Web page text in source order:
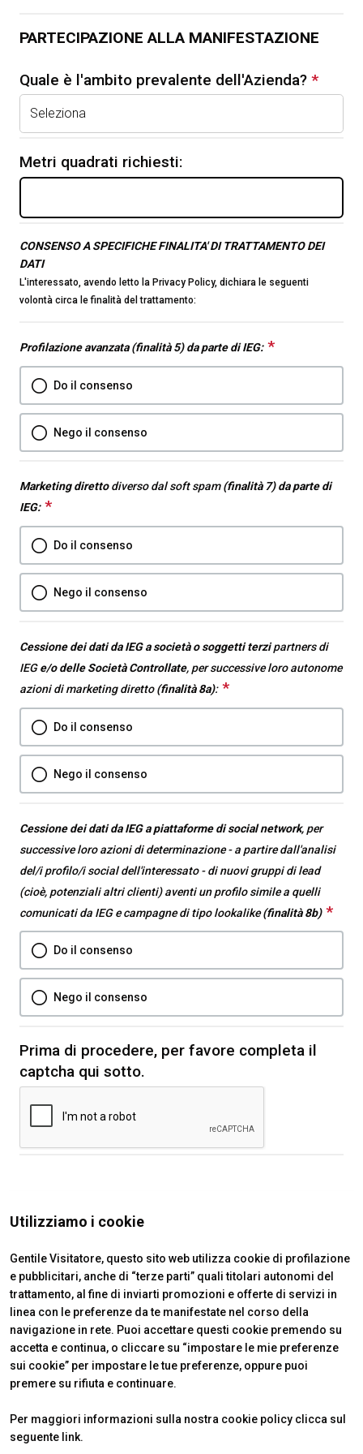
PARTECIPAZIONE ALLA MANIFESTAZIONE
Quale è l'ambito prevalente dell'Azienda? *
Metri quadrati richiesti:
a valid number format.
CONSENSO A SPECIFICHE FINALITA' DI TRATTAMENTO DEI
DATI
L'interessato, avendo letto la Privacy Policy, dichiara le seguenti
volontà circa le finalità del trattamento:
Profilazione avanzata (finalità 5) da parte di IEG: *
question
required.
Do il consenso
Nego il consenso
Marketing direttodiverso dal soft spam(finalità 7) da parte di
IEG: *
question
is
required.
Do il consenso
Nego il consenso
Cessione dei dati da IEG a società o soggetti terzipartners di
IEGe/o delle Società Controllate, per successive loro autonome
azioni di marketing diretto(finalità 8a): *
question
required.
Do il consenso
Nego il consenso
Cessione dei dati da IEG a piattaforme di social network, per
successive loro azioni di determinazione - a partire dall'analisi
del/i profilo/i social dell'interessato - di nuovi gruppi di lead
(cioè, potenziali altri clienti) aventi un profilo simile a quelli
comunicati da IEG e campagne di tipo lookalike(finalità 8b) *
Do il consenso
Nego il consenso
Prima di procedere, per favore completa il
captcha qui sotto.
Utilizziamo i cookie
Gentile Visitatore, questo sito web utilizza cookie di profilazione
e pubblicitari, anche di “terze parti” quali titolari autonomi del
trattamento, al fine di inviarti promozioni e offerte di servizi in
linea con le preferenze da te manifestate nel corso della
navigazione in rete. Puoi accettare questi cookie premendo su
accetta e continua, o cliccare su “impostare le mie preferenze
sui cookie” per impostare le tue preferenze, oppure puoi
premere su rifiuta e continuare.
Per maggiori informazioni sulla nostra cookie policy clicca sul
seguente link.
VENDITALIA
Edizione 2026
Il quartiere
INFO UTILI
Come raggiungerci